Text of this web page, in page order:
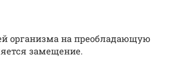
организма на преобладающую
замещение.